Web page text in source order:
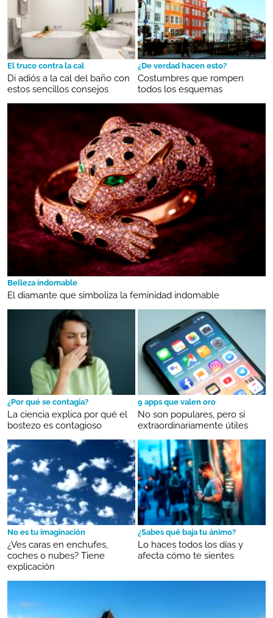
El truco contra la cal
Di adiós a la cal del baño con
estos sencillos consejos
¿De verdad hacen esto?
Costumbres que rompen
todos los esquemas
Belleza indomable
El diamante que simboliza la feminidad indomable
¿Por qué se contagia?
La ciencia explica por qué el
bostezo es contagioso
9 apps que valen oro
No son populares, pero sí
extraordinariamente útiles
No es tu imaginación
¿Ves caras en enchufes,
coches o nubes? Tiene
explicación
¿Sabes qué baja tu ánimo?
Lo haces todos los días y
afecta cómo te sientes